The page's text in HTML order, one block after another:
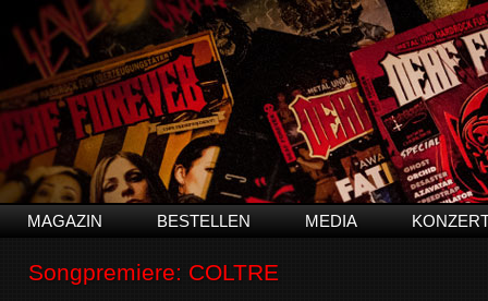
MAGAZIN BESTELLEN MEDIA
Songpremiere: COLTRE